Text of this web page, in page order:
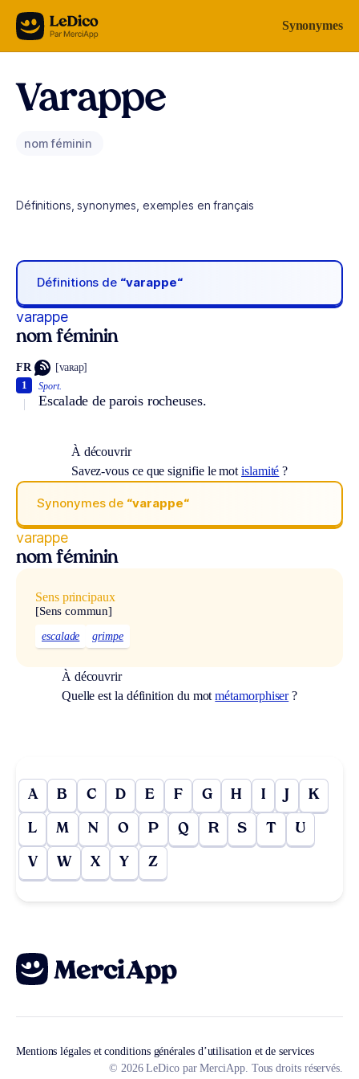
Aller au contenu Synonymes
Varappe
nom féminin
Définitions, synonymes, exemples en français
Définitions de “varappe“
varappe
nom féminin
FR [vaʀap]
Sport.
Escalade de parois rocheuses.
1
À découvrir
Savez-vous ce que signifie le motislamité ?
Synonymes de “varappe“
varappe
nom féminin
Sens principaux
[Sens commun]
escalade grimpe
À découvrir
Quelle est la définition du motmétamorphiser?
A B C D E F G H I J K
L M N O P Q R S T U
V W X Y Z
Mentions légales et conditions générales d’utilisation et de services
© 2026 LeDico par MerciApp. Tous droits réservés.